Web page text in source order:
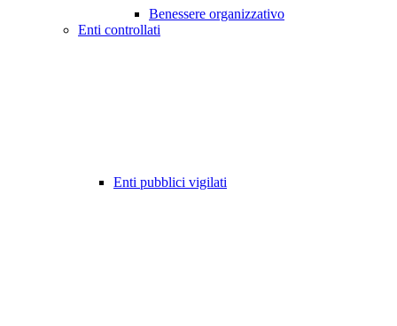
Benessere organizzativo
Enti controllati
Enti pubblici vigilati